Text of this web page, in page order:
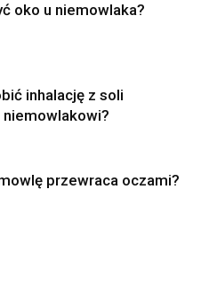
oko u niemowlaka?
inhalację z soli
przewraca oczami?